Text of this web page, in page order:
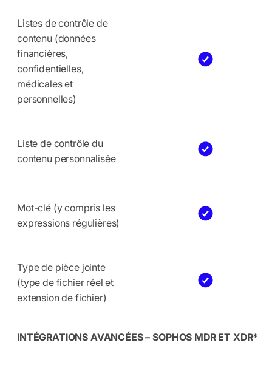
Listes de contrôle de
contenu (données
financières,
confidentielles,
médicales et
personnelles)
Liste de contrôle du
contenu personnalisée
Mot-clé (y compris les
expressions régulières)
Type de pièce jointe
(type de fichier réel et
extension de fichier)
INTÉGRATIONS AVANCÉES – SOPHOS MDR ET XDR*